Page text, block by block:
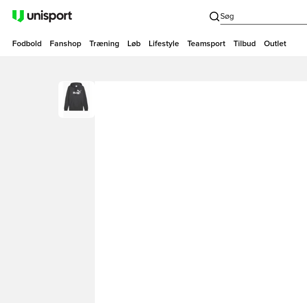
Søg
Fodbold Fanshop Træning Løb Lifestyle Teamsport Tilbud Outlet